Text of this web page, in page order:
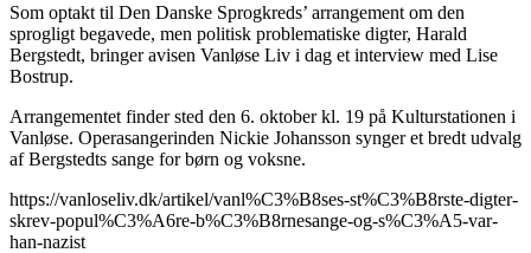
Som optakt til Den Danske Sprogkreds’ arrangement om den
sprogligt begavede, men politisk problematiske digter, Harald
Bergstedt, bringer avisen Vanløse Liv i dag et interview med Lise
Bostrup.
Arrangementet finder sted den 6. oktober kl. 19 på Kulturstationen i
Vanløse. Operasangerinden Nickie Johansson synger et bredt udvalg
af Bergstedts sange for børn og voksne.
https://vanloseliv.dk/artikel/vanl%C3%B8ses-st%C3%B8rste-digter-
skrev-popul%C3%A6re-b%C3%B8rnesange-og-s%C3%A5-var-
han-nazist